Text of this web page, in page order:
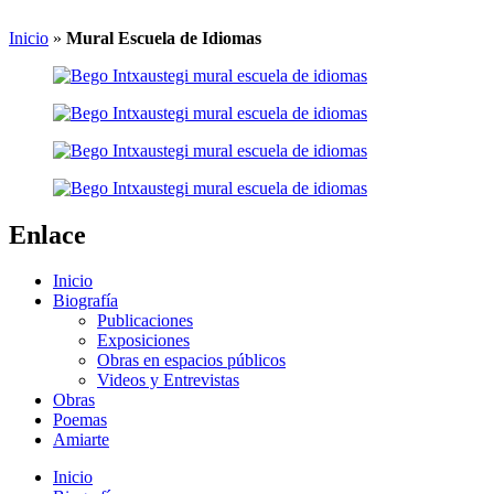
Inicio » Mural Escuela de Idiomas
Enlace
Inicio
Biografía
Publicaciones
Exposiciones
Obras en espacios públicos
Videos y Entrevistas
Obras
Poemas
Amiarte
Inicio